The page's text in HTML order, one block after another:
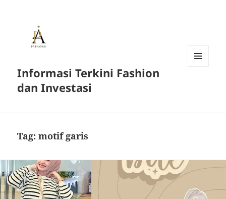
Informasi Terkini Fashion
dan Investasi
Tag:motif garis